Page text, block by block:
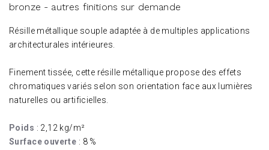
bronze - autres finitions sur demande
Résille métallique souple adaptée à de multiples applications
architecturales intérieures.
Finement tissée, cette résille métallique propose des effets
chromatiques variés selon son orientation face aux lumières
naturelles ou artificielles.
Poids : 2,12 kg/m²
Surface ouverte : 8 %